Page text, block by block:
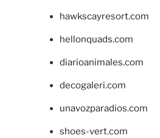
hawkscayresort.com
hellonquads.com
diarioanimales.com
decogaleri.com
unavozparadios.com
shoes-vert.com